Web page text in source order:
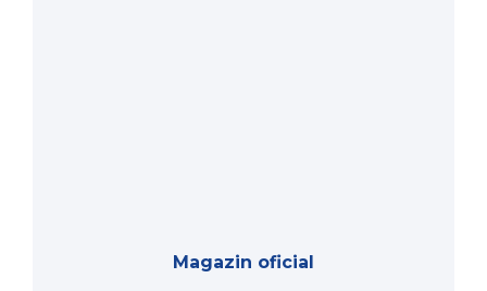
Magazin oficial